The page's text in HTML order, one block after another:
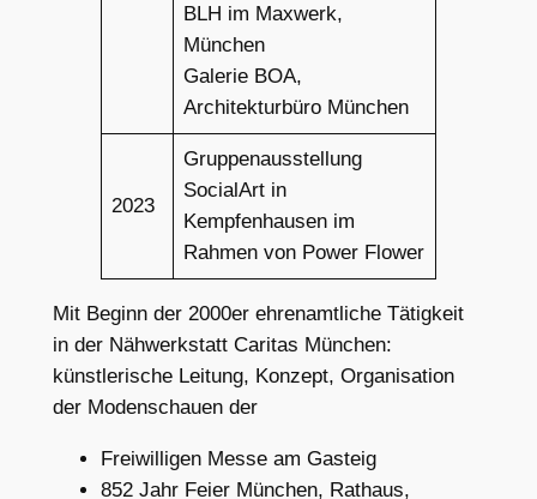
BLH im Maxwerk,
München
Galerie BOA,
Architekturbüro München
2023
Gruppenausstellung
SocialArt in
Kempfenhausen im
Rahmen von Power Flower
Mit Beginn der 2000er ehrenamtliche Tätigkeit
in der Nähwerkstatt Caritas München:
künstlerische Leitung, Konzept, Organisation
der Modenschauen der
Freiwilligen Messe am Gasteig
852 Jahr Feier München, Rathaus,